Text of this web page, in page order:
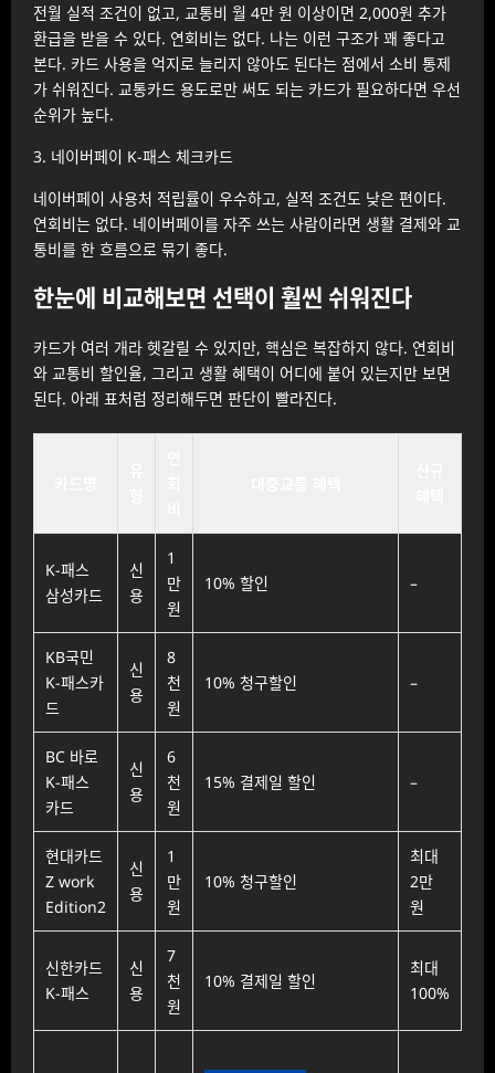
전월 실적 조건이 없고, 교통비 월 4만 원 이상이면 2,000원 추가
환급을 받을 수 있다. 연회비는 없다. 나는 이런 구조가 꽤 좋다고
본다. 카드 사용을 억지로 늘리지 않아도 된다는 점에서 소비 통제
가 쉬워진다. 교통카드 용도로만 써도 되는 카드가 필요하다면 우선
순위가 높다.
3. 네이버페이 K-패스 체크카드
네이버페이 사용처 적립률이 우수하고, 실적 조건도 낮은 편이다.
연회비는 없다. 네이버페이를 자주 쓰는 사람이라면 생활 결제와 교
통비를 한 흐름으로 묶기 좋다.
한눈에 비교해보면 선택이 훨씬 쉬워진다
카드가 여러 개라 헷갈릴 수 있지만, 핵심은 복잡하지 않다. 연회비
와 교통비 할인율, 그리고 생활 혜택이 어디에 붙어 있는지만 보면
된다. 아래 표처럼 정리해두면 판단이 빨라진다.
K-패스
삼성카드
신
용
1
만
원
10% 할인 –
KB국민
K-패스카
드
신
용
8
천
원
10% 청구할인 –
BC 바로
K-패스
카드
신
용
6
천
원
15% 결제일 할인 –
현대카드
Z work
Edition2
신
용
1
만
원
10% 청구할인
최대
2만
원
신한카드
K-패스
신
용
7
천
원
10% 결제일 할인
최대
100%